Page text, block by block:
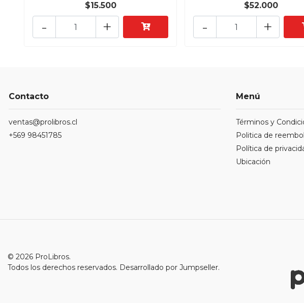
$15.500
+
-
$52.000
+
-
Contacto
ventas@prolibros.cl
+569 98451785
Menú
Términos y
Politica de
Política de
Ubicación
© 2026 ProLibros.
Todos los derechos reservados. Desarrollado por Jumpseller.